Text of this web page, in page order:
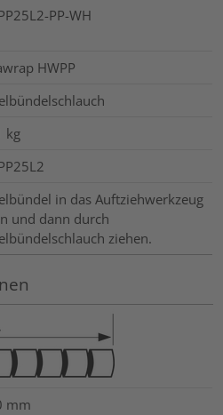
PP-WH
HWPP
kg
in das Auftziehwerkzeug
und dann durch
ziehen.
mm